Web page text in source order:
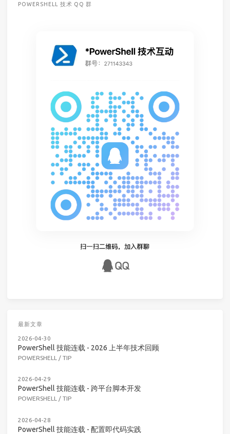
POWERSHELL 技术 QQ 群
最新文章
2026-04-30
PowerShell 技能连载 - 2026 上半年技术回顾
POWERSHELL / TIP
2026-04-29
PowerShell 技能连载 - 跨平台脚本开发
POWERSHELL / TIP
2026-04-28
PowerShell 技能连载 - 配置即代码实践